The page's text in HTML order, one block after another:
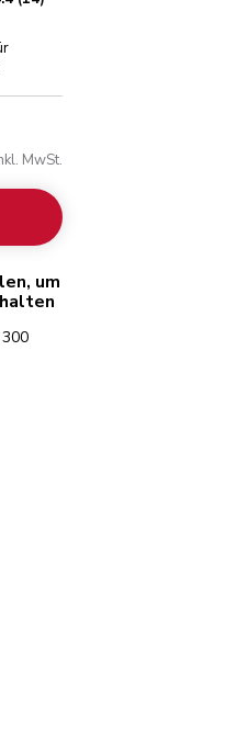
MwSt.
um